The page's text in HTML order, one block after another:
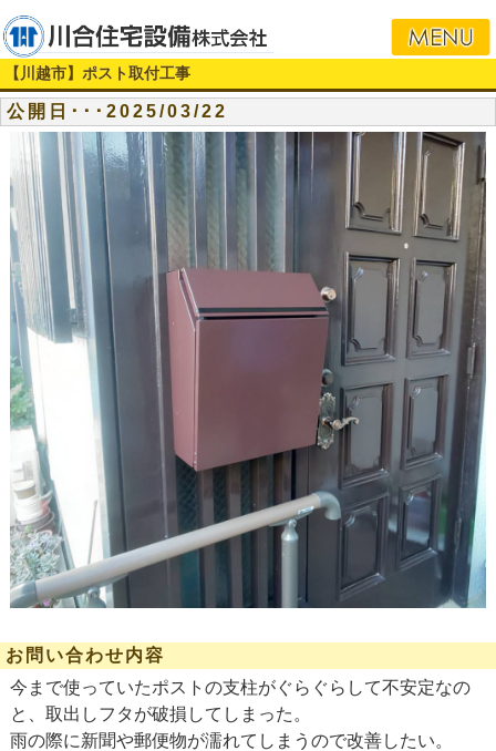
【川越市】ポスト取付工事
公開日･･･2025/03/22
お問い合わせ内容
今まで使っていたポストの支柱がぐらぐらして不安定なの
と、取出しフタが破損してしまった。
雨の際に新聞や郵便物が濡れてしまうので改善したい。